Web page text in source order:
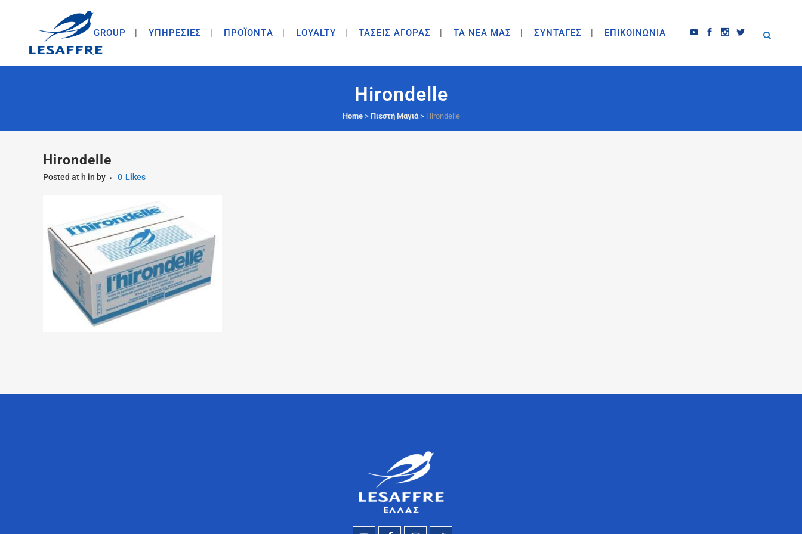
GROUP ΥΠΗΡΕΣΙΕΣ ΠΡΟΪΟΝΤA LOYALTY ΤΑΣΕΙΣ ΑΓΟΡΑΣ ΤΑ ΝΕΑ ΜΑΣ ΣΥΝΤΑΓΕΣ ΕΠΙΚΟΙΝΩΝΙΑ
Hirondelle
Home> Πιεστή Μαγιά> Hirondelle
Hirondelle
Posted at h in by 0 Likes